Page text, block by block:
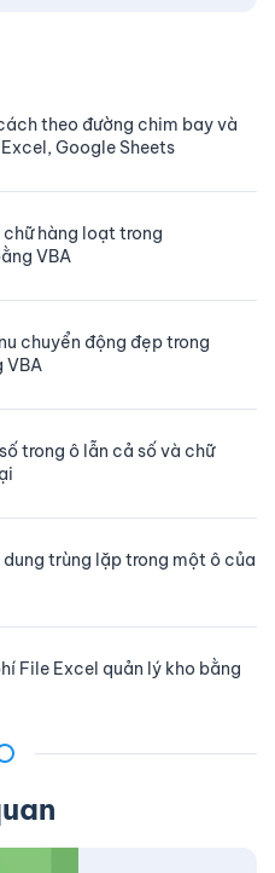
theo đường chim bay và
Google Sheets
hàng loạt trong
VBA
chuyển động đẹp trong
VBA
trong ô lẫn cả số và chữ
trùng lặp trong một ô của
File Excel quản lý kho bằng